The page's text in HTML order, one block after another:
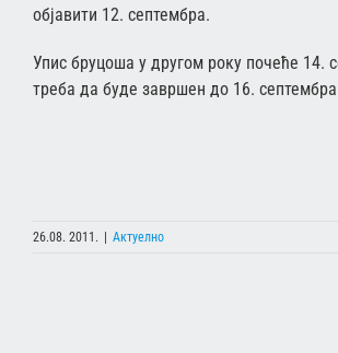
објавити 12. септембра.
Упис бруцоша у другом року почеће 14.
треба да буде завршен до 16.
26.08. 2011. | Актуелно